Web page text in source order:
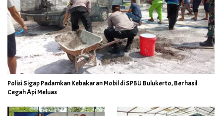
Polisi Sigap Padamkan Kebakaran Mobil di SPBU Bulukerto, Berhasil
Cegah Api Meluas